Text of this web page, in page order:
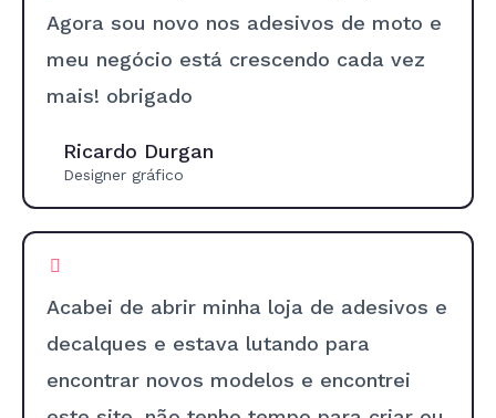
Agora sou novo nos adesivos de moto e
meu negócio está crescendo cada vez
mais! obrigado
Ricardo Durgan
Designer gráfico
Acabei de abrir minha loja de adesivos e
decalques e estava lutando para
encontrar novos modelos e encontrei